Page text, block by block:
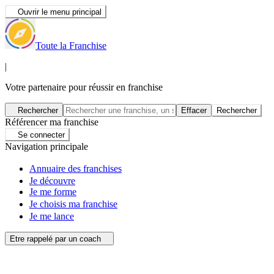
Ouvrir le menu principal
Toute la Franchise
|
Votre partenaire pour réussir en franchise
Rechercher Effacer Rechercher
Référencer ma franchise
Se connecter
Navigation principale
Annuaire des franchises
Je découvre
Je me forme
Je choisis ma franchise
Je me lance
Etre rappelé par un coach